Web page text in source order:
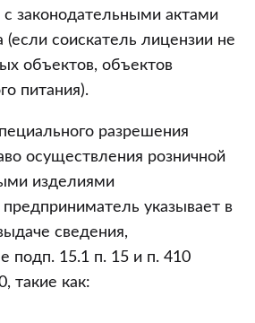
с законодательными актами
(если соискатель лицензии не
объектов, объектов
питания).
разрешения
осуществления розничной
изделиями
указывает в
сведения,
подп. 15.1 п. 15 и п. 410
такие как: